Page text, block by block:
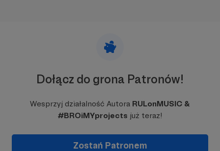
Dołącz do grona Patronów!
Wesprzyj działalność Autora RULonMUSIC &
#BROiMYprojects już teraz!
Zostań Patronem